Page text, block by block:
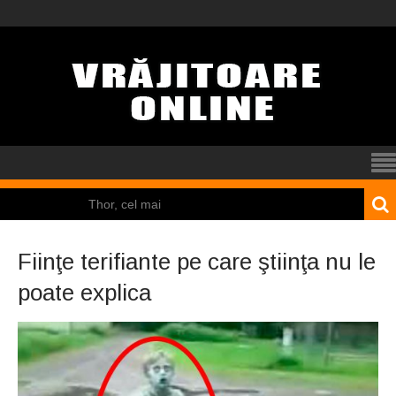
Thor, cel mai
El Tio
Mamona
Pincoya
Nicolas Cage a fost
Fiinţe terifiante pe care ştiinţa nu le
poate explica